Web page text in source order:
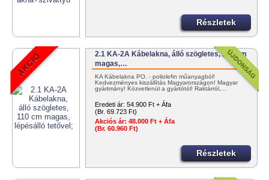
Részletek
2.1 KA-2A Kábelakna, álló szögletes, 110 cm
magas,…
KA Kábelakna PO. - poliolefin műanyagból!
Kedvezményes kiszállítás Magyarországon! Magyar
gyártmány! Közvetlenül a gyártótól! Raktárról,…
Eredeti ár: 54.900 Ft + Áfa
(Br. 69.723 Ft)
Akciós ár: 48.000 Ft + Áfa
(Br. 60.960 Ft)
Részletek